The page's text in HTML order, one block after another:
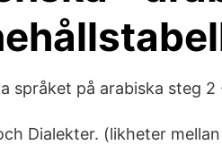
språket på arabiska steg
Dialekter. (likheter